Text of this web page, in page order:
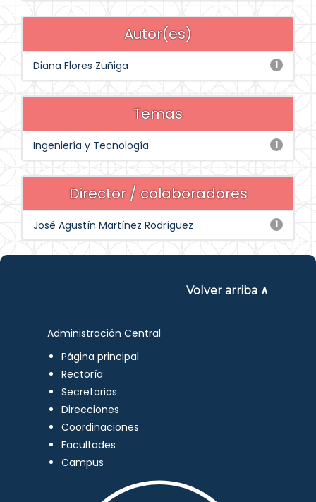
Autor(es)
1
Diana Flores Zuñiga
Temas
1
Ingeniería y Tecnología
Director / colaboradores
1
José Agustín Martínez Rodríguez
Volver arriba ∧
Administración Central
Página principal
Rectoría
Secretarios
Direcciones
Coordinaciones
Facultades
Campus